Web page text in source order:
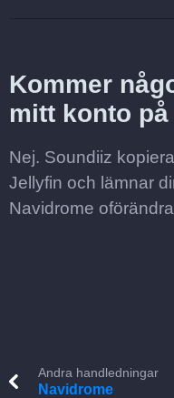
Kommer
mitt konto
Nej. Soundiiz
Jellyfin och lämnar
Navidrome
Andra handledningar
Navidrome